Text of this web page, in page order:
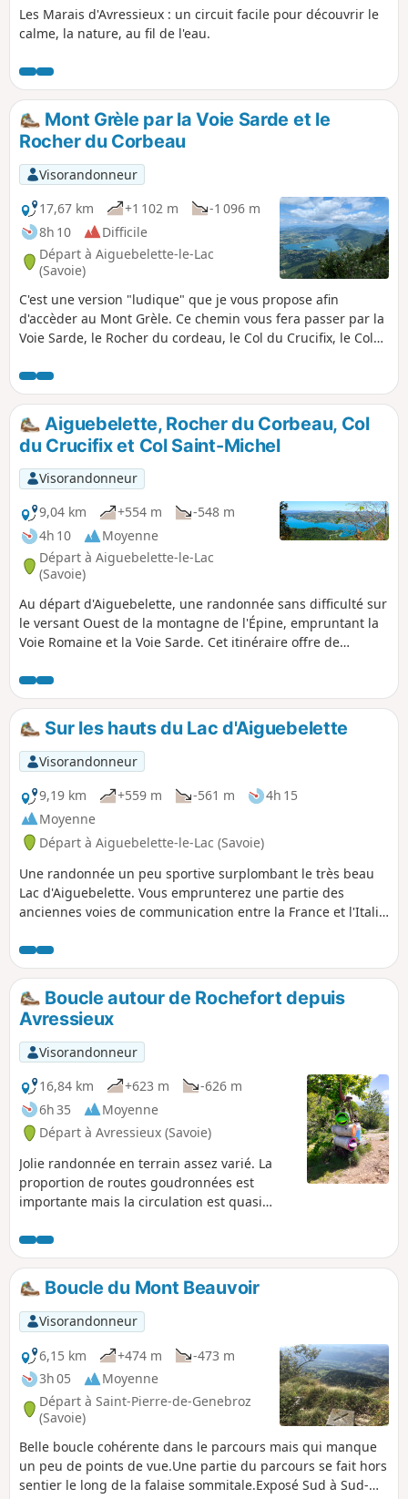
Les Marais d'Avressieux : un circuit facile pour découvrir le
calme, la nature, au fil de l'eau.
Mont Grèle par la Voie Sarde et le
Rocher du Corbeau
Visorandonneur
17,67 km
+1 102 m
-1 096 m
8h 10
Difficile
Départ à Aiguebelette-le-Lac
(Savoie)
C'est une version "ludique" que je vous propose afin
d'accèder au Mont Grèle. Ce chemin vous fera passer par la
Voie Sarde, le Rocher du cordeau, le Col du Crucifix, le Col
de redescendre et de découvrir la grotte François Ier. De
beaux paysages, une ambiance bucolique, une vue finale
magique sur les lacs, le Granier et les Belledonnes, un
superbe parcours !
Aiguebelette, Rocher du Corbeau, Col
du Crucifix et Col Saint-Michel
Visorandonneur
9,04 km
+554 m
-548 m
4h 10
Moyenne
Départ à Aiguebelette-le-Lac
(Savoie)
Au départ d'Aiguebelette, une randonnée sans difficulté sur
le versant Ouest de la montagne de l'Épine, empruntant la
Voie Romaine et la Voie Sarde. Cet itinéraire offre de
recommandations de prudence au (9).
Sur les hauts du Lac d'Aiguebelette
Visorandonneur
9,19 km
+559 m -561 m
4h 15
Moyenne
Départ à Aiguebelette-le-Lac (Savoie)
Une randonnée un peu sportive surplombant le très beau
Lac d'Aiguebelette. Vous emprunterez une partie des
anciennes voies de communication entre la France et l'Italie
Boucle autour de Rochefort depuis
Avressieux
Visorandonneur
16,84 km
+623 m
-626 m
6h 35
Moyenne
Départ à Avressieux (Savoie)
Jolie randonnée en terrain assez varié. La
proportion de routes goudronnées est
importante mais la circulation est quasi
Crusille. La portion de chemin entre le
belvédère du Grand Bec est un peu
compliquée; elle peut être évitée en
rejoignant le Col du Banchet, puis rejoindre
le Banchet par la route.
Boucle du Mont Beauvoir
Visorandonneur
6,15 km
+474 m
-473 m
3h 05
Moyenne
Départ à Saint-Pierre-de-Genebroz
(Savoie)
Belle boucle cohérente dans le parcours mais qui manque
un peu de points de vue.Une partie du parcours se fait hors
sentier le long de la falaise sommitale.Exposé Sud à Sud-